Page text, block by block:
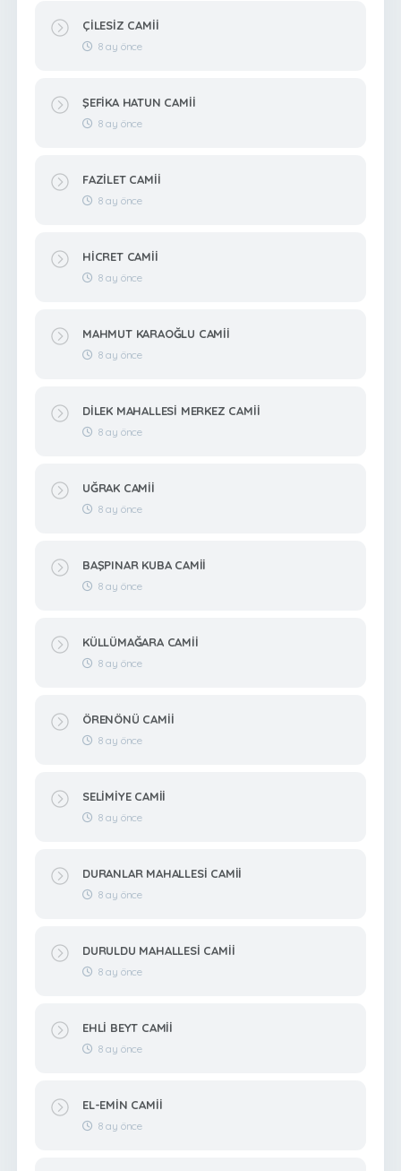
ÇİLESİZ CAMİİ
8 ay önce
ŞEFİKA HATUN CAMİİ
8 ay önce
FAZİLET CAMİİ
8 ay önce
HİCRET CAMİİ
8 ay önce
MAHMUT KARAOĞLU CAMİİ
8 ay önce
DİLEK MAHALLESİ MERKEZ CAMİİ
8 ay önce
UĞRAK CAMİİ
8 ay önce
BAŞPINAR KUBA CAMİİ
8 ay önce
KÜLLÜMAĞARA CAMİİ
8 ay önce
ÖRENÖNÜ CAMİİ
8 ay önce
SELİMİYE CAMİİ
8 ay önce
DURANLAR MAHALLESİ CAMİİ
8 ay önce
DURULDU MAHALLESİ CAMİİ
8 ay önce
EHLİ BEYT CAMİİ
8 ay önce
EL-EMİN CAMİİ
8 ay önce